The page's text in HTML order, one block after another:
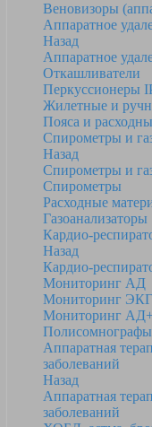
Веновизоры
Аппаратное
Назад
Аппаратное
Откашливатели
Перкуссионеры
Жилетные и
Пояса и
Спирометры и
Назад
Спирометры и
Спирометры
Расходные
Газоанализаторы
Кардио-
Назад
Кардио-
Мониторинг АД
Мониторинг ЭКГ
Мониторинг
Аппаратная
заболеваний
Назад
Аппаратная
заболеваний